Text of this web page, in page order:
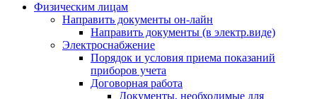
Физическим лицам
Направить документы он-лайн
Направить документы (в электр.виде)
Электроснабжение
Порядок и условия приема показаний
приборов учета
Договорная работа
Документы, необходимые для